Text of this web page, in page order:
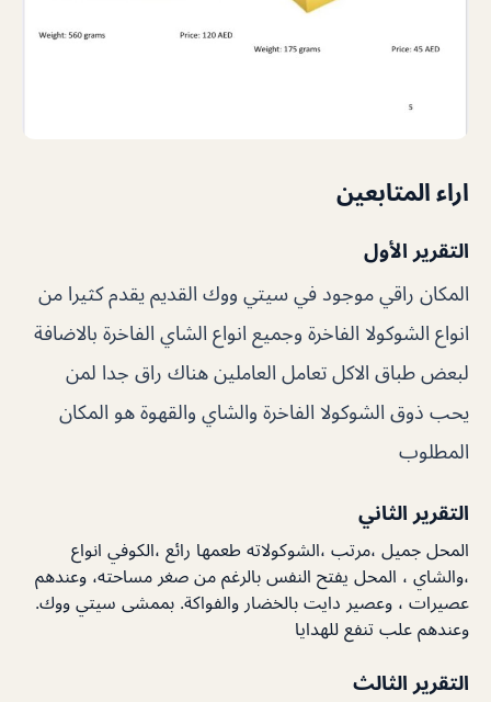
اراء المتابعين
التقرير الأول
المكان راقي موجود في سيتي ووك القديم يقدم كثيرا من
انواع الشوكولا الفاخرة وجميع انواع الشاي الفاخرة بالاضافة
لبعض طباق الاكل تعامل العاملين هناك راق جدا لمن
يحب ذوق الشوكولا الفاخرة والشاي والقهوة هو المكان
المطلوب
التقرير الثاني
المحل جميل ،مرتب ،الشوكولاته طعمها رائع ،الكوفي انواع
،والشاي ، المحل يفتح النفس بالرغم من صغر مساحته، وعندهم
عصيرات ، وعصير دايت بالخضار والفواكة. بممشى سيتي ووك.
وعندهم علب تنفع للهدايا
التقرير الثالث